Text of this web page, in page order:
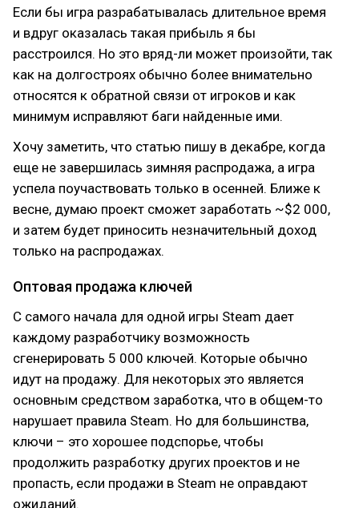
Если бы игра разрабатывалась длительное время
и вдруг оказалась такая прибыль я бы
расстроился. Но это вряд-ли может произойти, так
как на долгостроях обычно более внимательно
относятся к обратной связи от игроков и как
минимум исправляют баги найденные ими.
Хочу заметить, что статью пишу в декабре, когда
еще не завершилась зимняя распродажа, а игра
успела поучаствовать только в осенней. Ближе к
весне, думаю проект сможет заработать ~$2 000,
и затем будет приносить незначительный доход
только на распродажах.
Оптовая продажа ключей
С самого начала для одной игры Steam дает
каждому разработчику возможность
сгенерировать 5 000 ключей. Которые обычно
идут на продажу. Для некоторых это является
основным средством заработка, что в общем-то
нарушает правила Steam. Но для большинства,
ключи – это хорошее подспорье, чтобы
продолжить разработку других проектов и не
пропасть, если продажи в Steam не оправдают
ожиданий.